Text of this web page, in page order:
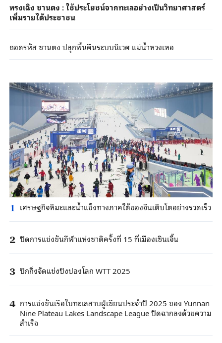
หรงเฉิง ซานตง : ใช้ประโยชน์จากทะเลอย่างเป็นวิทยาศาสตร์
เพิ่มรายได้ประชาชน
ถอดรหัส ซานตง ปลุกพื้นคืนระบบนิเวศ แม่น้ำหวงเหอ
1 เศรษฐกิจหิมะและน้ำแข็งทางภาคใต้ของจีนเติบโตอย่างรวดเร็ว
2 ปิดการแข่งขันกีฬาแห่งชาติครั้งที่ 15 ที่เมืองเซินเจิ้น
3 ปักกิ่งจัดแข่งปิงปองโลก WTT 2025
4 การแข่งขันเรือใบทะเลสาบฝู่เซียนประจำปี 2025 ของ Yunnan
Nine Plateau Lakes Landscape League ปิดฉากลงด้วยความ
สำเร็จ